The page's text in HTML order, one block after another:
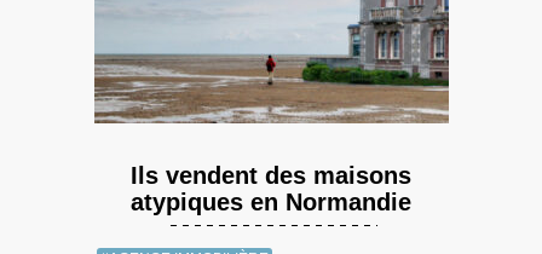
Ils vendent des maisons
atypiques en Normandie